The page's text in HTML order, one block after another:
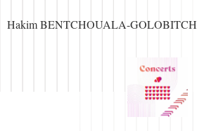
Hakim BENTCHOUALA-GOLOBITCH